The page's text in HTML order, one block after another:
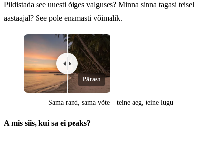
Pildistada see uuesti õiges valguses? Minna sinna tagasi teisel
aastaajal? See pole enamasti võimalik.
Pärast
Sama rand, sama võte – teine aeg, teine lugu
A mis siis, kui sa ei peaks?